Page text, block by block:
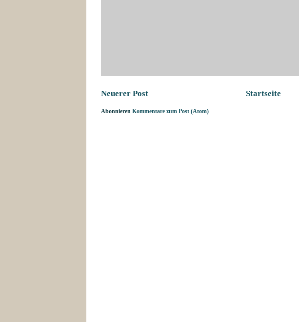
Neuerer Post Startseite
Abonnieren Kommentare zum Post (Atom)